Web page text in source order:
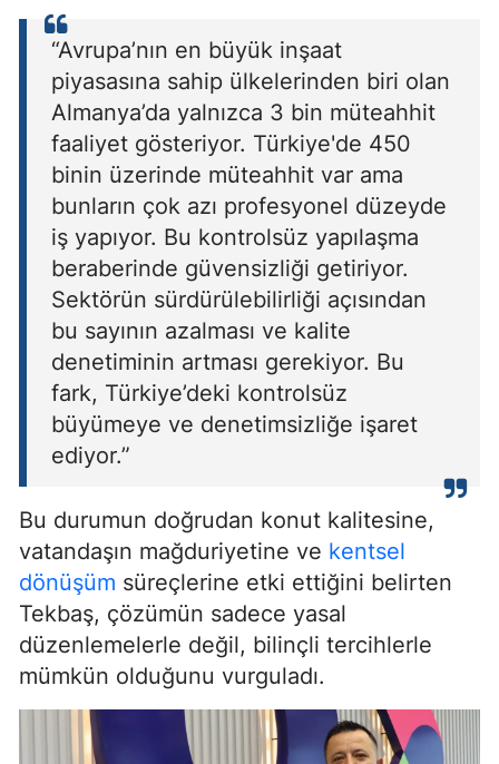
“Avrupa’nın en büyük inşaat
piyasasına sahip ülkelerinden biri olan
Almanya’da yalnızca 3 bin müteahhit
faaliyet gösteriyor. Türkiye'de 450
binin üzerinde müteahhit var ama
bunların çok azı profesyonel düzeyde
iş yapıyor. Bu kontrolsüz yapılaşma
beraberinde güvensizliği getiriyor.
Sektörün sürdürülebilirliği açısından
bu sayının azalması ve kalite
denetiminin artması gerekiyor. Bu
fark, Türkiye’deki kontrolsüz
büyümeye ve denetimsizliğe işaret
ediyor.”
Bu durumun doğrudan konut kalitesine,
vatandaşın mağduriyetine ve kentsel
dönüşüm süreçlerine etki ettiğini belirten
Tekbaş, çözümün sadece yasal
düzenlemelerle değil, bilinçli tercihlerle
mümkün olduğunu vurguladı.